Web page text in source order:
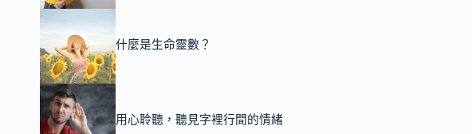
什麼是生命靈數？
用心聆聽，聽見字裡行間的情緒